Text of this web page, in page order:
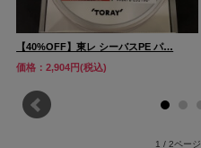
【40%OFF】東レ シーバスPE パ…
価格：2,904円(税込)
1 / 2ページ